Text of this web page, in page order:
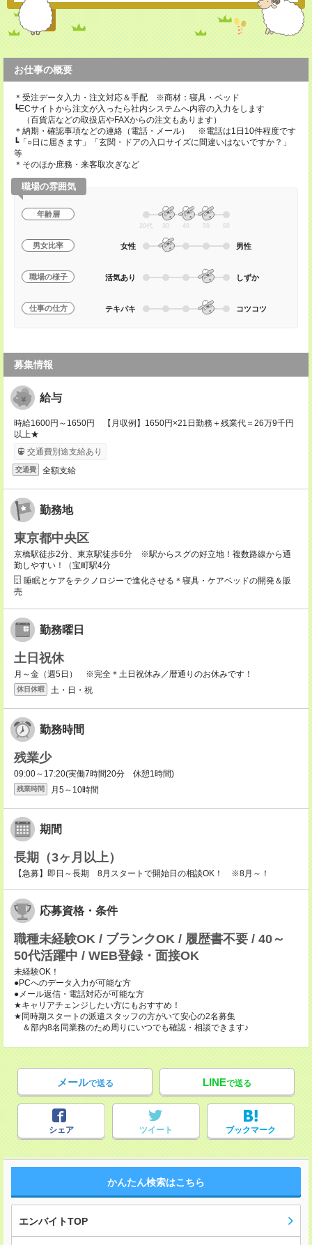
お仕事の概要
＊受注データ入力・注文対応＆手配 ※商材：寝具・ベッド
┗ECサイトから注文が入ったら社内システムへ内容の入力をします
（百貨店などの取扱店やFAXからの注文もあります）
＊納期・確認事項などの連絡（電話・メール） ※電話は1日10件程度です
┗「○日に届きます」「玄関・ドアの入口サイズに間違いはないですか？」
等
＊そのほか庶務・来客取次ぎなど
職場の雰囲気
年齢層
20代 30 40 50 60
男女比率 女性 男性
職場の様子 活気あり しずか
仕事の仕方 テキパキ コツコツ
募集情報
給与
時給1600円～1650円 【月収例】1650円×21日勤務＋残業代＝26万9千円
以上★
交通費別途支給あり
交通費 全額支給
勤務地
東京都中央区
京橋駅徒歩2分、東京駅徒歩6分 ※駅からスグの好立地！複数路線から通
勤しやすい！（宝町駅4分
睡眠とケアをテクノロジーで進化させる＊寝具・ケアベッドの開発＆販
売
勤務曜日
土日祝休
月～金（週5日） ※完全＊土日祝休み／暦通りのお休みです！
休日休暇 土・日・祝
勤務時間
残業少
09:00～17:20(実働7時間20分 休憩1時間)
残業時間 月5～10時間
期間
長期（3ヶ月以上）
【急募】即日～長期 8月スタートで開始日の相談OK！ ※8月～！
応募資格・条件
職種未経験OK / ブランクOK / 履歴書不要 / 40～
50代活躍中 / WEB登録・面接OK
未経験OK！
●PCへのデータ入力が可能な方
●メール返信・電話対応が可能な方
★キャリアチェンジしたい方にもおすすめ！
★同時期スタートの派遣スタッフの方がいて安心の2名募集
＆部内8名同業務のため周りにいつでも確認・相談できます♪
メールで送る LINEで送る
シェア ツイート ブックマーク
かんたん検索はこちら
エンバイトTOP